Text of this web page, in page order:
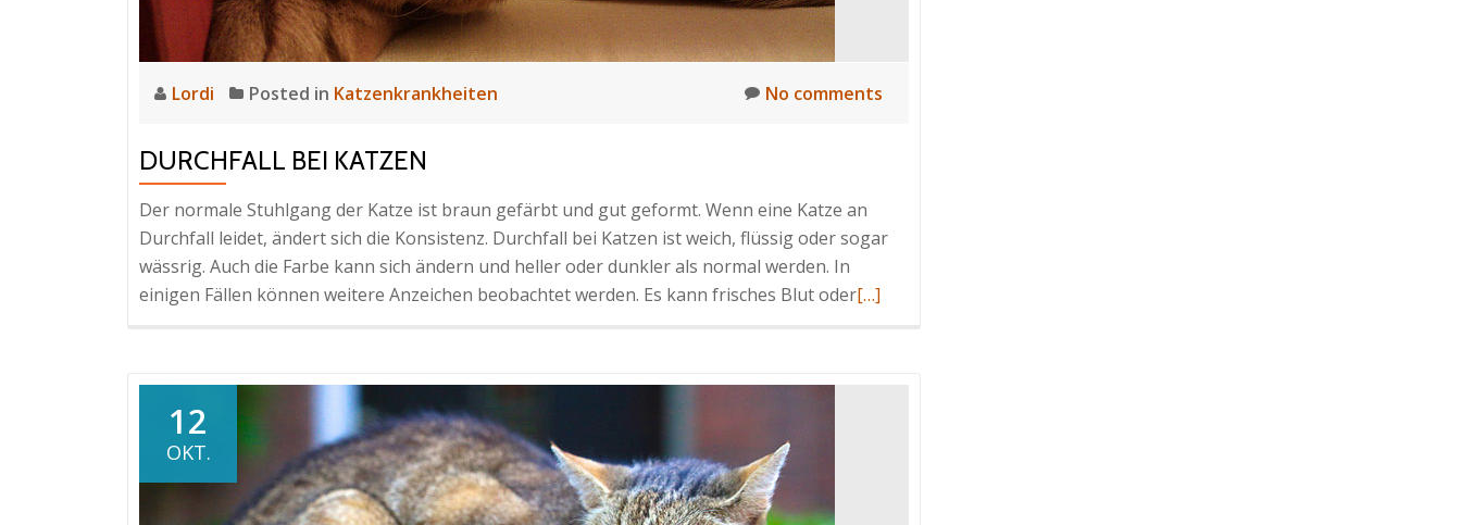
Lordi Posted in Katzenkrankheiten No comments
DURCHFALL BEI KATZEN
Der normale Stuhlgang der Katze ist braun gefärbt und gut geformt. Wenn eine Katze an
Durchfall leidet, ändert sich die Konsistenz. Durchfall bei Katzen ist weich, flüssig oder sogar
wässrig. Auch die Farbe kann sich ändern und heller oder dunkler als normal werden. In
einigen Fällen können weitere Anzeichen beobachtet werden. Es kann frisches Blut oderRead
[…]
12
OKT.